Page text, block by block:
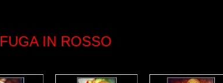
FUGA IN ROSSO